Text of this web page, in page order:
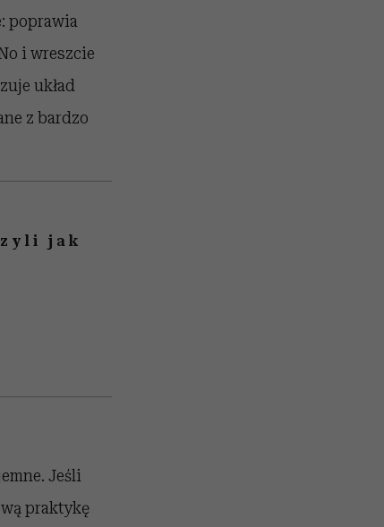
poprawia
i wreszcie
układ
z bardzo
jak
Jeśli
praktykę